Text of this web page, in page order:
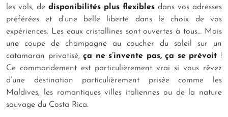
les vols, de disponibilités plus flexibles dans vos adresses
préférées et d’une belle liberté dans le choix de vos
expériences. Les eaux cristallines sont ouvertes à tous… Mais
une coupe de champagne au coucher du soleil sur un
catamaran privatisé,ça ne s’invente pas, ça se prévoit !
Ce commandement est particulièrement vrai si vous rêvez
d’une destination particulièrement prisée comme les
Maldives, les romantiques villes italiennes ou de la nature
sauvage du Costa Rica.